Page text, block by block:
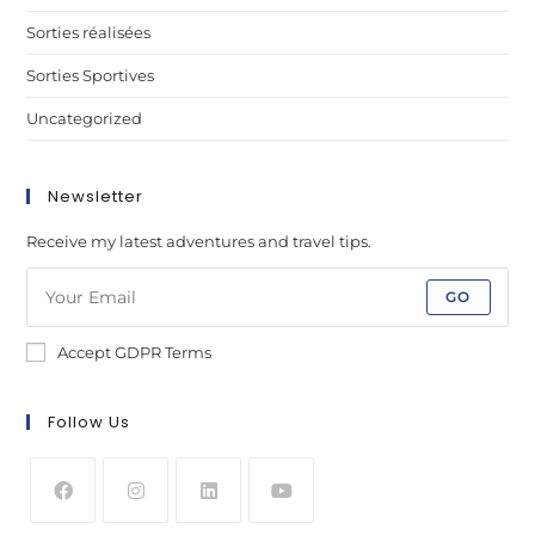
Sorties réalisées
Sorties Sportives
Uncategorized
Newsletter
Receive my latest adventures and travel tips.
GO
Accept GDPR Terms
Follow Us